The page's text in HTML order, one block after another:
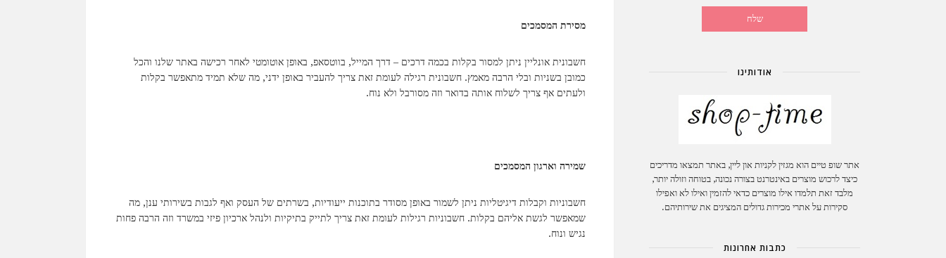
מסירת המסמכים
חשבונית אונליין ניתן למסור בקלות בכמה דרכים – דרך המייל, בווטסאפ, באופן אוטומטי לאחר רכישה באתר שלנו והכל
כמובן בשניות ובלי הרבה מאמץ. חשבונית רגילה לעומת זאת צריך להעביר באופן ידני, מה שלא תמיד מתאפשר בקלות
ולעתים אף צריך לשלוח אותה בדואר וזה מסורבל ולא נוח.
שמירה וארגון המסמכים
חשבוניות וקבלות דיגיטליות ניתן לשמור באופן מסודר בתוכנות ייעודיות, בשרתים של העסק ואף לגבות בשירותי ענן, מה
שמאפשר לגשת אליהם בקלות. חשבוניות רגילות לעומת זאת צריך לתייק בתיקיות ולנהל ארכיון פיזי במשרד וזה הרבה פחות
נגיש ונוח.
אודותינו
אתר שופ טיים הוא מגזין לקניות און ליין, באתר תמצאו מדריכים
כיצד לרכוש מוצרים באינטרנט בצורה נכונה, בטוחה וזולה יותר,
מלבד זאת תלמדו אילו מוצרים כדאי להזמין ואילו לא ואפילו
סקירות על אתרי מכירות גדולים המציגים את שירותיהם.
כתבות אחרונות